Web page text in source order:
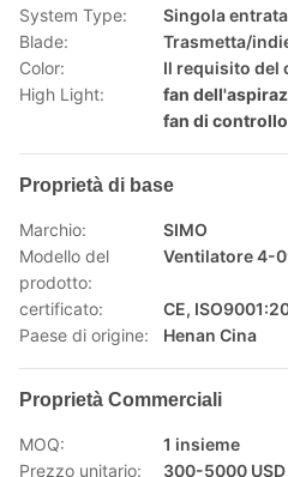
System Type:
Singola
Blade:
Trasmetta/
Color:
Il requisito del
High Light:
fan
fan di
Proprietà di base
Marchio:
SIMO
Modello del
prodotto:
Ventilatore 4-
certificato:
CE,
Paese di origine:
Henan Cina
Proprietà Commerciali
MOQ:
1 insieme
Prezzo unitario:
300-5000 USD